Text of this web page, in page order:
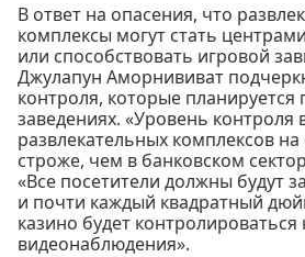
В ответ на опасения, что
комплексы могут стать
или способствовать игровой
Джулапун Аморнививат
контроля, которые планируется
заведениях. «Уровень контроля
развлекательных комплексов
строже, чем в банковском
«Все посетители должны будут
и почти каждый квадратный
казино будет
видеонаблюдения».